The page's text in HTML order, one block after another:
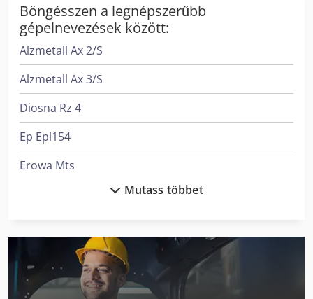
Böngésszen a legnépszerűbb
gépelnevezések között:
Alzmetall Ax 2/S
Alzmetall Ax 3/S
Diosna Rz 4
Ep Epl154
Erowa Mts
Felder K 700 S
Felder Rl 140
Mutass többet